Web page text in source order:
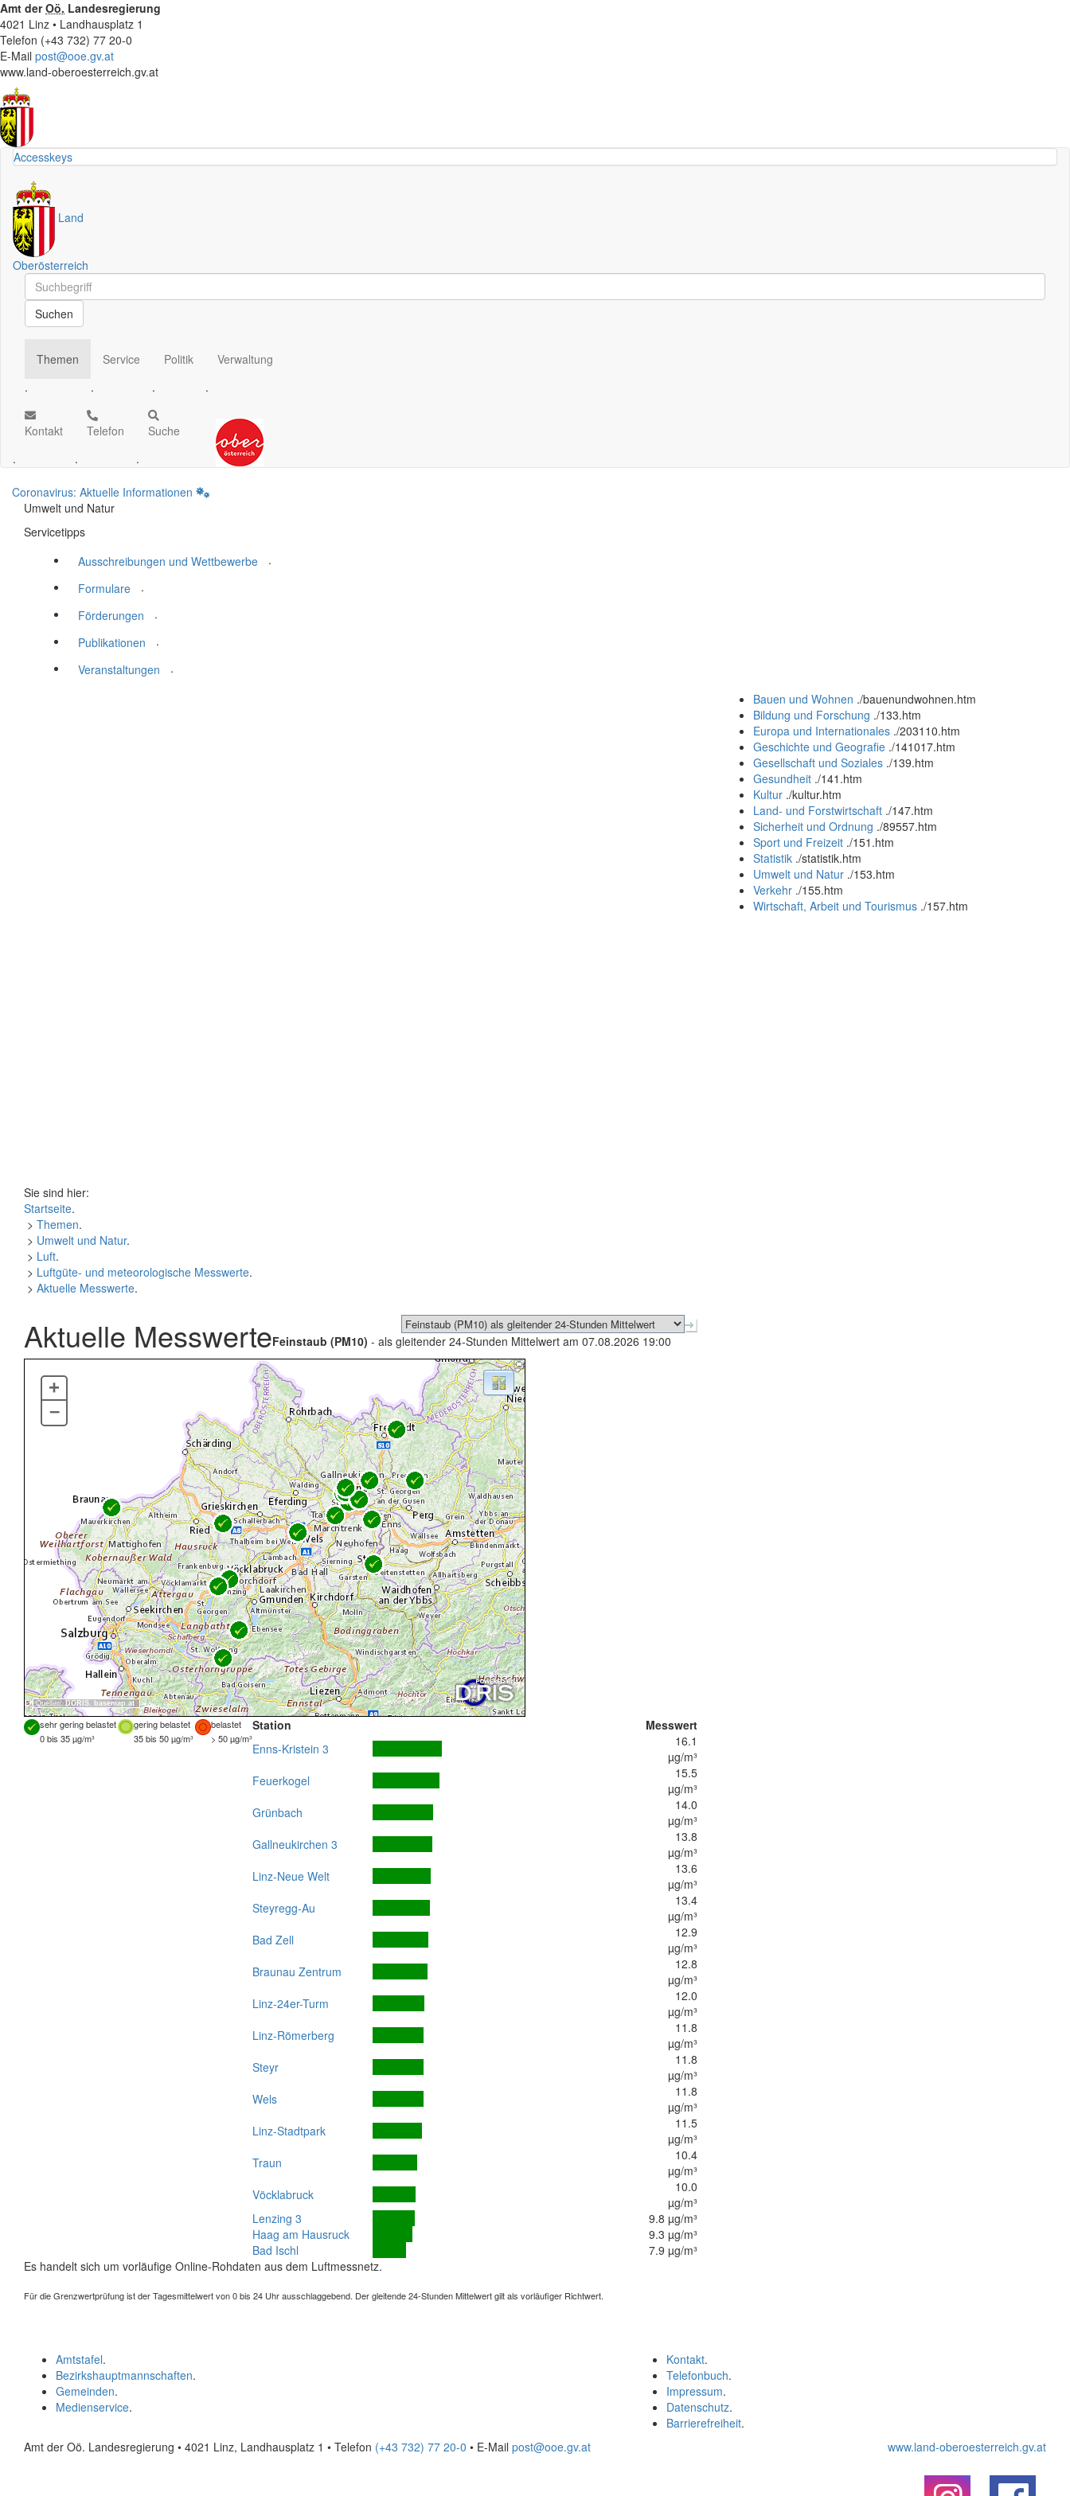
Amt derOö. Landesregierung
4021 Linz • Landhausplatz 1
Telefon (+43 732) 77 20-0
E-Mail post@ooe.gv.at
www.land-oberoesterreich.gv.at
Accesskeys
Land
Oberösterreich
Schnellsuche
Schnellsuche
Suchen
Themen
.
Service
.
Politik
.
Verwaltung
.
Kontakt
.
Telefon
.
Suche
.
Coronavirus: Aktuelle Informationen
Umwelt und Natur
Servicetipps
Ausschreibungen und Wettbewerbe
.
Formulare
.
Förderungen
.
Publikationen
.
Veranstaltungen
.
Bauen und Wohnen ./bauenundwohnen.htm
Bildung und Forschung ./133.htm
Europa und Internationales ./203110.htm
Geschichte und Geografie ./141017.htm
Gesellschaft und Soziales ./139.htm
Gesundheit ./141.htm
Kultur ./kultur.htm
Land- und Forstwirtschaft ./147.htm
Sicherheit und Ordnung ./89557.htm
Sport und Freizeit ./151.htm
Statistik ./statistik.htm
Umwelt und Natur ./153.htm
Verkehr ./155.htm
Wirtschaft, Arbeit und Tourismus ./157.htm
Sie sind hier:
Startseite.
> Themen.
> Umwelt und Natur.
> Luft.
> Luftgüte- und meteorologische Messwerte.
> Aktuelle Messwerte.
Aktuelle MesswerteFeinstaub (PM10) - als gleitender 24-Stunden Mittelwert am 07.08.2026 19:00
Quellen:DORIS, basemap.at
+
–
sehr gering belastet gering belastet
belastet
0 bis 35 µg/m³
35 bis 50 µg/m³ > 50 µg/m³
Station
Messwert
Enns-Kristein 3
16.1
µg/m³
Feuerkogel
15.5
µg/m³
Grünbach
14.0
µg/m³
Gallneukirchen 3
13.8
µg/m³
Linz-Neue Welt
13.6
µg/m³
Steyregg-Au
13.4
µg/m³
Bad Zell
12.9
µg/m³
Braunau Zentrum
12.8
µg/m³
Linz-24er-Turm
12.0
µg/m³
Linz-Römerberg
11.8
µg/m³
Steyr
11.8
µg/m³
Wels
11.8
µg/m³
Linz-Stadtpark
11.5
µg/m³
Traun
10.4
µg/m³
Vöcklabruck
10.0
µg/m³
Lenzing 3
9.8 µg/m³
Haag am Hausruck
9.3 µg/m³
Bad Ischl
7.9 µg/m³
Es handelt sich um vorläufige Online-Rohdaten aus dem Luftmessnetz.
Für die Grenzwertprüfung ist der Tagesmittelwert von 0 bis 24 Uhr ausschlaggebend. Der gleitende 24-Stunden Mittelwert gilt als vorläufiger Richtwert.
Kontakt.
Telefonbuch.
Impressum.
Datenschutz.
Barrierefreiheit.
Amtstafel.
Bezirkshauptmannschaften.
Gemeinden.
Medienservice.
Amt der Oö. Landesregierung • 4021 Linz, Landhausplatz 1 • Telefon (+43 732) 77 20-0 • E-Mail post@ooe.gv.at www.land-oberoesterreich.gv.at